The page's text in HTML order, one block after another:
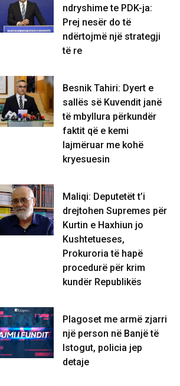
FUTBOLL
ndryshime te PDK-ja:
Prej nesër do të
ndërtojmë një strategji
të re
Besnik Tahiri: Dyert e
sallës së Kuvendit janë
të mbyllura përkundër
faktit që e kemi
lajmëruar me kohë
kryesuesin
Maliqi: Deputetët t’i
drejtohen Supremes për
Kurtin e Haxhiun jo
Kushtetueses,
Prokuroria të hapë
procedurë për krim
kundër Republikës
Plagoset me armë zjarri
një person në Banjë të
Istogut, policia jep
detaje